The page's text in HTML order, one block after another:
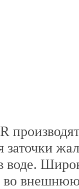
заточки
воде.
во